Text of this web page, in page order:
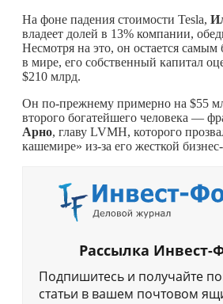
На фоне падения стоимости Tesla,
владеет долей в 13% компании,
Несмотря на это, он остается самым
в мире, его собственный капитал
$210 млрд.
Он по-прежнему примерно на $55
второго богатейшего человека —
Арно, главу LVMH, которого
кашемире» из-за его жесткой
Рассылка Инвест-
Подпишитесь и получайте
статьи в вашем почтовом